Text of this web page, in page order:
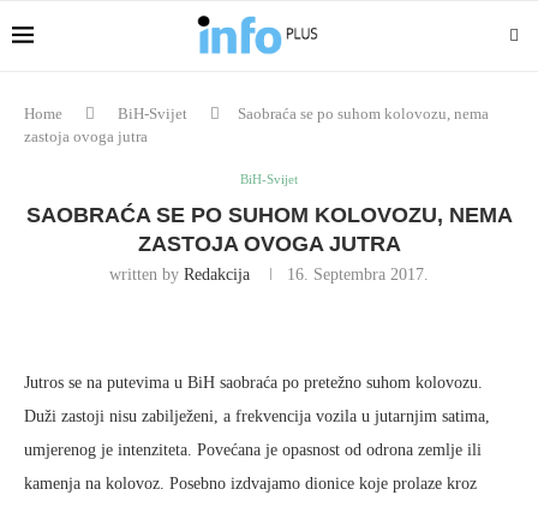
Home BiH-Svijet
Saobraća se po suhom kolovozu, nema
zastoja ovoga jutra
BiH-Svijet
SAOBRAĆA SE PO SUHOM KOLOVOZU, NEMA
ZASTOJA OVOGA JUTRA
written by Redakcija 16. Septembra 2017.
Jutros se na putevima u BiH saobraća po pretežno suhom kolovozu.
Duži zastoji nisu zabilježeni, a frekvencija vozila u jutarnjim satima,
umjerenog je intenziteta. Povećana je opasnost od odrona zemlje ili
kamenja na kolovoz. Posebno izdvajamo dionice koje prolaze kroz